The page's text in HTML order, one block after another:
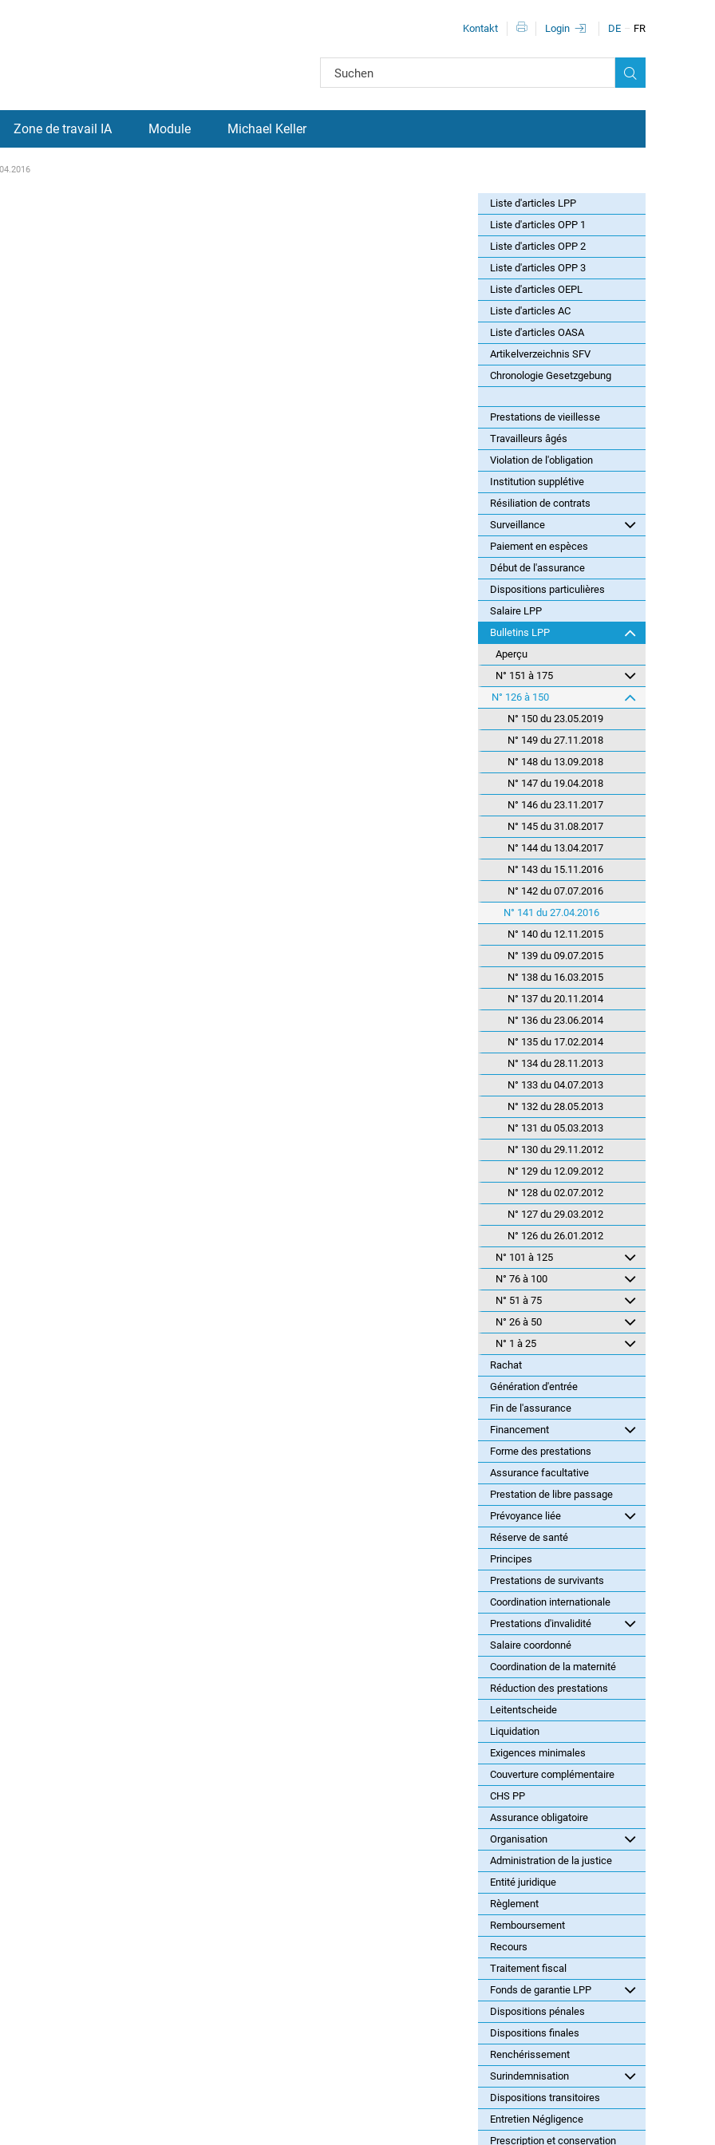
DE FR
Méta-navigation
Kontakt Login
Zone de travail IA Module Michael Keller
Liste d'articles LPP
Liste d'articles OPP 1
Liste d'articles OPP 2
Liste d'articles OPP 3
Liste d'articles OEPL
Liste d'articles AC
Liste d'articles OASA
Artikelverzeichnis SFV
Chronologie Gesetzgebung
Prestations de vieillesse
Travailleurs âgés
Violation de l'obligation
Institution supplétive
Résiliation de contrats
Surveillance
Paiement en espèces
Début de l'assurance
Dispositions particulières
Salaire LPP
Bulletins LPP
Aperçu
N° 151 à 175
N° 126 à 150
N° 150 du 23.05.2019
N° 149 du 27.11.2018
N° 148 du 13.09.2018
N° 147 du 19.04.2018
N° 146 du 23.11.2017
N° 145 du 31.08.2017
N° 144 du 13.04.2017
N° 143 du 15.11.2016
N° 142 du 07.07.2016
N° 141 du 27.04.2016
N° 140 du 12.11.2015
N° 139 du 09.07.2015
N° 138 du 16.03.2015
N° 137 du 20.11.2014
N° 136 du 23.06.2014
N° 135 du 17.02.2014
N° 134 du 28.11.2013
N° 133 du 04.07.2013
N° 132 du 28.05.2013
N° 131 du 05.03.2013
N° 130 du 29.11.2012
N° 129 du 12.09.2012
N° 128 du 02.07.2012
N° 127 du 29.03.2012
N° 126 du 26.01.2012
N° 101 à 125
N° 76 à 100
N° 51 à 75
N° 26 à 50
N° 1 à 25
Rachat
Génération d'entrée
Fin de l'assurance
Financement
Forme des prestations
Assurance facultative
Prestation de libre passage
Prévoyance liée
Réserve de santé
Principes
Prestations de survivants
Coordination internationale
Prestations d'invalidité
Salaire coordonné
Coordination de la maternité
Réduction des prestations
Leitentscheide
Liquidation
Exigences minimales
Couverture complémentaire
CHS PP
Assurance obligatoire
Organisation
Administration de la justice
Entité juridique
Règlement
Remboursement
Recours
Traitement fiscal
Fonds de garantie LPP
Dispositions pénales
Dispositions finales
Renchérissement
Surindemnisation
Dispositions transitoires
Entretien Négligence
Prescription et conservation